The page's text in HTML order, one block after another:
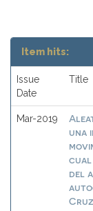
Item hits:
Issue
Date
Title
Mar-2019
una
cual
del